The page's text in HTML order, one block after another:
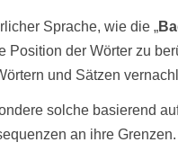
Sprache, wie die „
Position der Wörter zu
und Sätzen
solche basierend
an ihre Grenzen.